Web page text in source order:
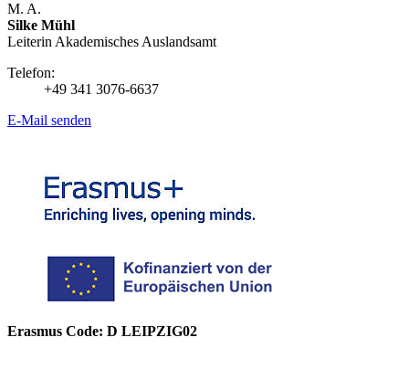
M. A.
Silke Mühl
Leiterin Akademisches Auslandsamt
Telefon:
+49 341 3076-6637
E-Mail senden
Erasmus Code: D LEIPZIG02